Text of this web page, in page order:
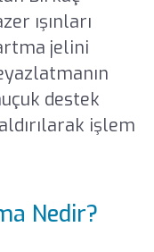
ışınları
jelini
destek
işlem
Nedir?